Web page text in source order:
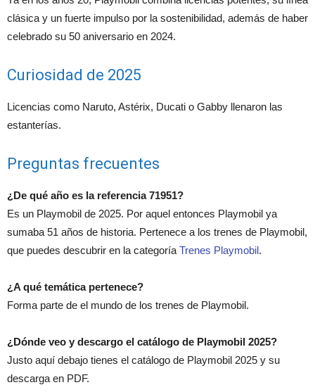
clásica y un fuerte impulso por la sostenibilidad, además de haber
celebrado su 50 aniversario en 2024.
Curiosidad de 2025
Licencias como Naruto, Astérix, Ducati o Gabby llenaron las
estanterías.
Preguntas frecuentes
¿De qué año es la referencia 71951?
Es un Playmobil de 2025. Por aquel entonces Playmobil ya
sumaba 51 años de historia. Pertenece a los trenes de Playmobil,
que puedes descubrir en la categoría Trenes Playmobil.
¿A qué temática pertenece?
Forma parte de el mundo de los trenes de Playmobil.
¿Dónde veo y descargo el catálogo de Playmobil 2025?
Justo aquí debajo tienes el catálogo de Playmobil 2025 y su
descarga en PDF.